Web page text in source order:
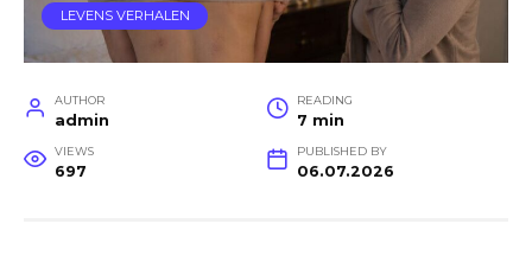
LEVENS VERHALEN
AUTHOR
admin
READING
7 min
VIEWS
697
PUBLISHED BY
06.07.2026